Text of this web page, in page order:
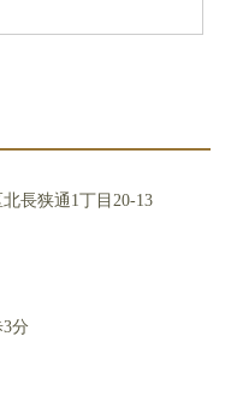
長狭通1丁目20-13
分